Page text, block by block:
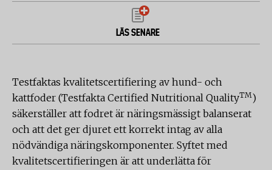
LÄS SENARE
Testfaktas kvalitetscertifiering av hund- och
kattfoder (Testfakta Certified Nutritional QualityTM)
säkerställer att fodret är näringsmässigt balanserat
och att det ger djuret ett korrekt intag av alla
nödvändiga näringskomponenter. Syftet med
kvalitetscertifieringen är att underlätta för